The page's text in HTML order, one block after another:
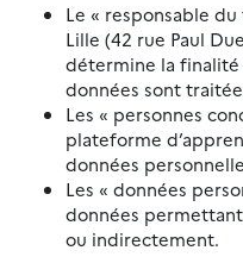
Le « responsable
Lille (42 rue Paul
détermine la finalité
données sont
Les « personnes
plateforme
données
Les « données
données
ou indirectement.